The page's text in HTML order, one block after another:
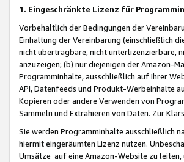
1. Eingeschränkte Lizenz für
Vorbehaltlich der Bedingungen der
Einhaltung der Vereinbarung (einschließlich
nicht übertragbare, nicht unterlizenzierbare,
anzuzeigen; (b) nur diejenigen der Amazon-
Programminhalte, ausschließlich auf Ihrer
API, Datenfeeds und Produkt-Werbeinhalte
Kopieren oder andere Verwenden von
Sammeln und Extrahieren von Daten. Zur
Sie werden Programminhalte ausschließlich
hiermit eingeräumten Lizenz nutzen.
Umsätze auf eine Amazon-Website zu